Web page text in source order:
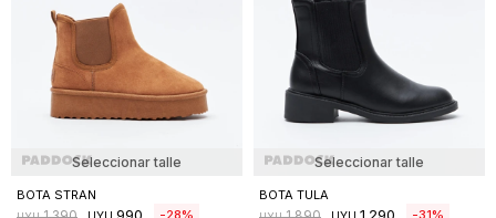
Seleccionar talle
BOTA STRAN
28
Seleccionar talle
BOTA TULA
31